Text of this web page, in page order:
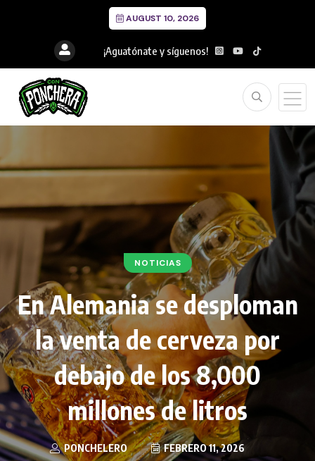
AUGUST 10, 2026
¡Aguatónate y síguenos!
NOTICIAS
En Alemania se desploman
la venta de cerveza por
debajo de los 8,000
millones de litros
PONCHELERO
FEBRERO 11, 2026